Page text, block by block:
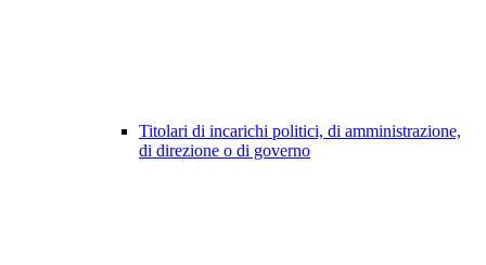
Titolari di incarichi politici, di amministrazione,
di direzione o di governo